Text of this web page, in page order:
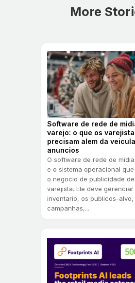
More
Software de rede de
varejo: o que os
precisam alem da
anuncios
O software de rede de
e o sistema operacional
o negocio de publicidade
varejista. Ele deve gerenciar
inventario, os publicos-alvo,
campanhas,...